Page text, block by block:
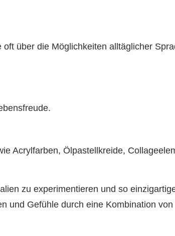
über die Möglichkeiten alltäglicher
Acrylfarben, Ölpastellkreide,
zu experimentieren und so
und Gefühle durch eine Kombination von